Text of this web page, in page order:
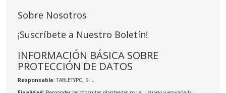
Sobre Nosotros
¡Suscríbete a Nuestro Boletín!
INFORMACIÓN BÁSICA SOBRE
PROTECCIÓN DE DATOS
Responsable: TABLETYPC, S. L